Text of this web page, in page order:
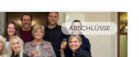
ABSCHLÜSSE